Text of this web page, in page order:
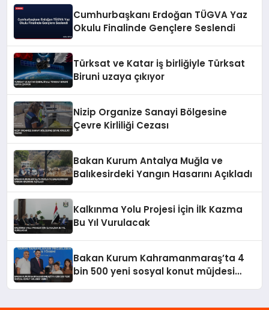
Cumhurbaşkanı Erdoğan TÜGVA Yaz
Okulu Finalinde Gençlere Seslendi
Türksat ve Katar iş birliğiyle Türksat
Biruni uzaya çıkıyor
Nizip Organize Sanayi Bölgesine
Çevre Kirliliği Cezası
Bakan Kurum Antalya Muğla ve
Balıkesirdeki Yangın Hasarını Açıkladı
Kalkınma Yolu Projesi İçin İlk Kazma
Bu Yıl Vurulacak
Bakan Kurum Kahramanmaraş’ta 4
bin 500 yeni sosyal konut müjdesi